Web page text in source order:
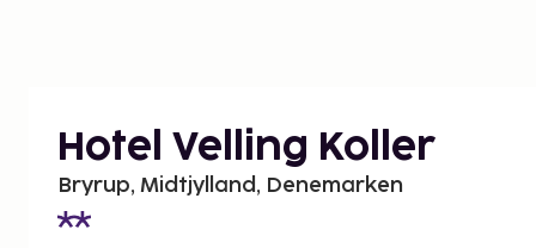
Hotel Velling Koller
Bryrup, Midtjylland, Denemarken